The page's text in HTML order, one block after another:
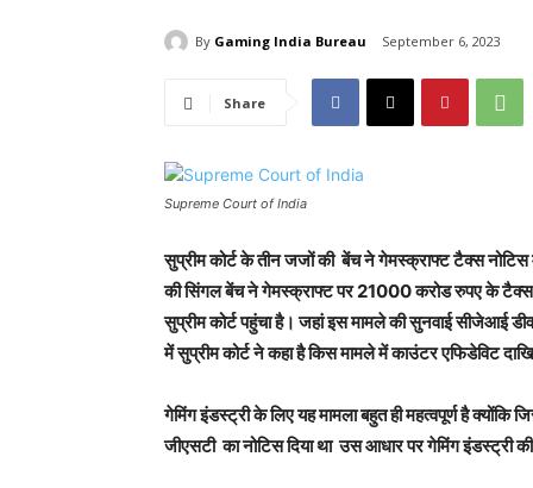
By Gaming India Bureau September 6, 2023
Share
Supreme Court of India
सुप्रीम कोर्ट के तीन जजों की बेंच ने गेमस्क्राफ्ट टैक्स नोटिस
की सिंगल बेंच ने गेमस्क्राफ्ट पर 21000 करोड रुपए के
सुप्रीम कोर्ट पहुंचा है। जहां इस मामले की सुनवाई सीजेआई
में सुप्रीम कोर्ट ने कहा है किस मामले में काउंटर एफिडेविट
गेमिंग इंडस्ट्री के लिए यह मामला बहुत ही महत्वपूर्ण है
जीएसटी का नोटिस दिया था उस आधार पर गेमिंग इंडस्ट्री